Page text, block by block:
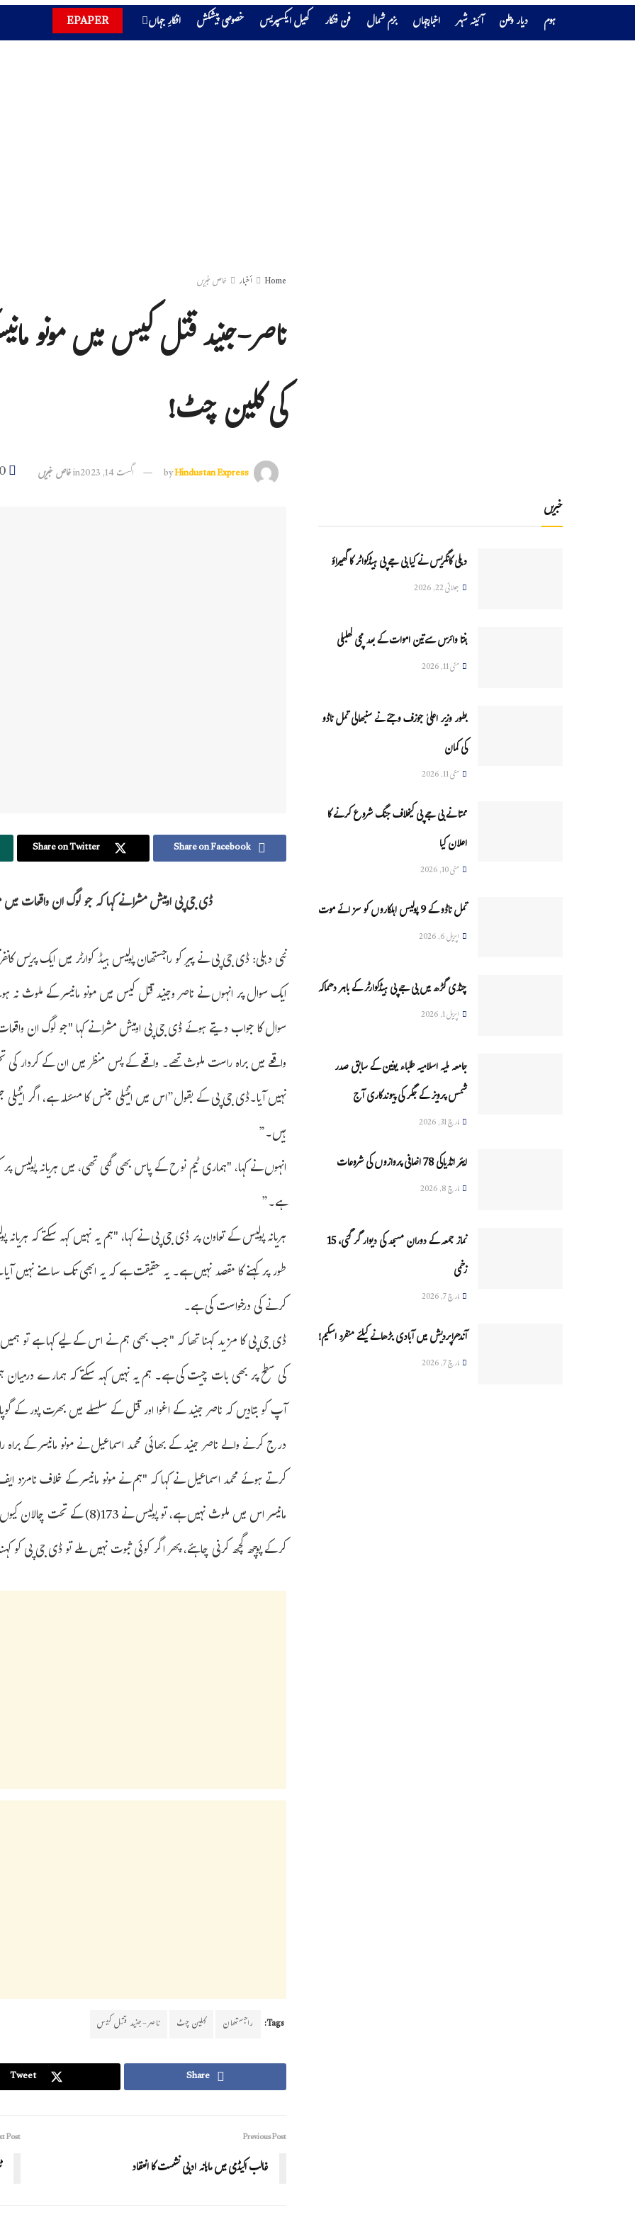
ہوم دیار وطن آئینہ شہر اخبارجہاں بزم شمال فن فنکار کھیل ایکسپریس خصوصی پیشکش افکارِ جہاں EPAPER
Home أخبار خاص خبریں
ناصر-جنید قتل کیس میں مونو
کی کلین چٹ!
byHindustan Express اگست 14, 2023 inخاص خبریں
Share on Facebook
Share on Twitter
ڈی جی پی اومیش مشرا نے کہا کہ جو لوگ ان واقعات
نئی دہلی: ڈی جی پی نے پیر کو راجستھان پولیس ہیڈ کوارٹر میں ایک
ایک سوال پر انہوں نے ناصر وجنید قتل کیس میں مونو مانیسر کے ملوث
سوال کا جواب دیتے ہوئے ڈی جی پی اومیش مشرا نے کہا "جو لوگ ان
واقعے میں براہ راست ملوث تھے۔ واقعے کے پس منظر میں ان کے کردار
نہیں آیا۔ڈی جی پی کے بقول”اس میں انٹیلی جنس کا مسئلہ ہے، اگر
ہیں۔”
انہوں نے کہا، "ہماری ٹیم نوح کے پاس بھی گئی تھی، میں ہریانہ پولیس پر
ہے۔”
ہریانہ پولیس کے تعاون پر ڈی جی پی نے کہا، "ہم یہ نہیں کہہ سکتے کہ
طور پر کہنے کا مقصد نہیں ہے۔ یہ حقیقت ہے کہ یہ ابھی تک سامنے نہیں
کرنے کی درخواست کی ہے۔
ڈی جی پی کا مزید کہنا تھا کہ "جب بھی ہم نے اس کے لیے کہا ہے تو ہمیں
کی سطح پر بھی بات چیت کی ہے۔ ہم یہ نہیں کہہ سکتے کہ ہمارے درمیان
آپ کو بتادیں کہ ناصر جنید کے اغوا اور قتل کے سلسلے میں بھرت پور
درج کرنے والے ناصر جنید کے بھائی محمد اسماعیل نے مونو مانیسر
کرتے ہوئے محمد اسماعیل نے کہا کہ "ہم نے مونو مانیسر کے خلاف
مانیسر اس میں ملوث نہیں ہے، تو
کرکے پوچھ گچھ کرنی چاہئے، پھر اگر کوئی ثبوت نہیں ملے تو ڈی جی پی کو
Tags: راجستھان کلین چٹ ناصر-جنید قتل کیس
Share
Tweet
Previous Post
غالب اکیڈمی میں ماہانہ ادبی نشست کا انعقاد
Post
خبریں
دہلی کانگریس نے کیا بی جے پی ہیڈکواٹر کا گھیراؤ
جولائی 22, 2026
ہنتا وائرس سےتین اموات کے بعد مچی کھلبلی
مئی 11, 2026
بطور وزیر اعلیٰ جوزف وجئے نے سنبھالی تمل ناڈو
کی کمان
مئی 11, 2026
ممتا نے بی جے پی کیخلاف جنگ شروع کرنے کا
اعلان کیا
مئی 10, 2026
تمل ناڈو کے 9 پولیس اہلکاروں کو سزائے موت
اپریل 6, 2026
چنڈی گڑھ میں بی جے پی ہیڈکوارٹر کے باہر دھماکہ
اپریل 1, 2026
جامعہ ملیہ اسلامیہ طلباء یونین کے سابق صدر
شمس پرویز کے جگر کی پیوندکاری آج
مارچ 31, 2026
ایئر انڈیاکی 78 اضافی پروازوں کی شروعات
مارچ 8, 2026
نماز جمعہ کے دوران مسجد کی دیوار گر گئی، 15
زخمی
مارچ 7, 2026
آندھراپردیش میں آبادی بڑھانے کیلئے منفرد اسکیم!
مارچ 7, 2026